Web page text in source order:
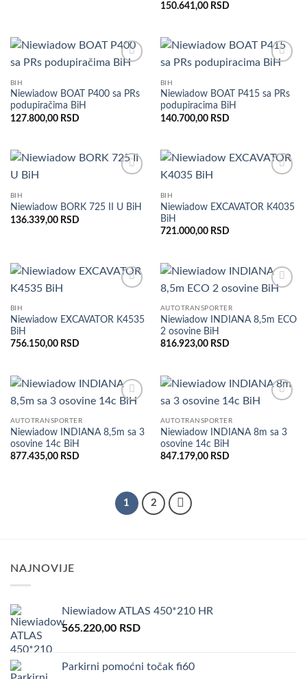
150.641,00 RSD
želja
BIH
Niewiadow BOAT P400 sa PRs
podupiračima BiH
127.800,00 RSD
želja
BIH
Niewiadow BOAT P415 sa PRs
podupiracima BiH
140.700,00 RSD
želja
BIH
Niewiadow BORK 725 II U BiH
136.339,00 RSD
želja
BIH
Niewiadow EXCAVATOR K4035
BiH
721.000,00 RSD
želja
BIH
Niewiadow EXCAVATOR K4535
BiH
756.150,00 RSD
želja
AUTOTRANSPORTER
Niewiadow INDIANA 8,5m ECO
2 osovine BiH
816.923,00 RSD
želja
AUTOTRANSPORTER
Niewiadow INDIANA 8,5m sa 3
osovine 14c BiH
877.435,00 RSD
želja
AUTOTRANSPORTER
Niewiadow INDIANA 8m sa 3
osovine 14c BiH
847.179,00 RSD
1 2
NAJNOVIJE
Niewiadow ATLAS 450*210 HR
565.220,00 RSD
Parkirni pomoćni točak fi60